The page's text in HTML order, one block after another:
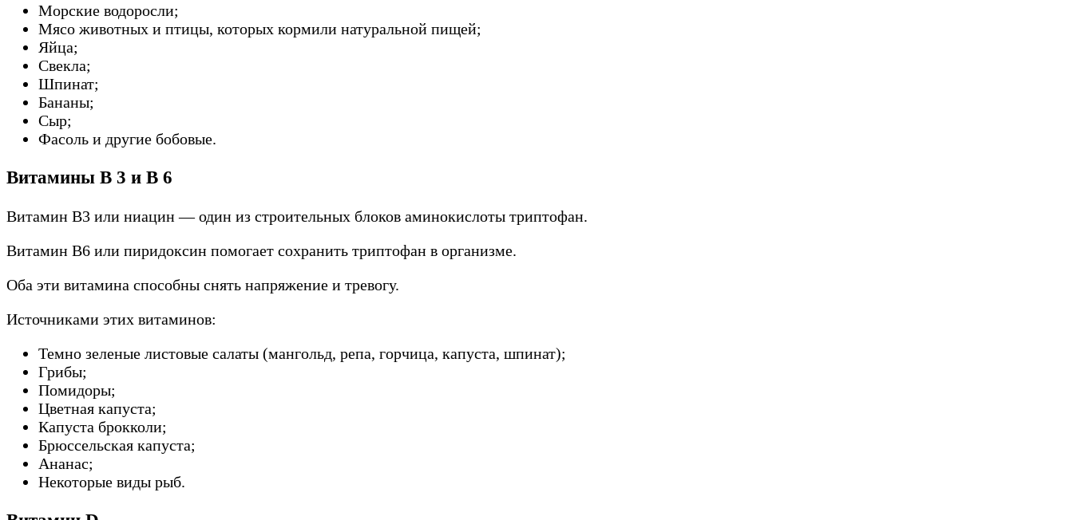
Морские водоросли;
Мясо животных и птицы, которых кормили натуральной пищей;
Яйца;
Свекла;
Шпинат;
Бананы;
Сыр;
Фасоль и другие бобовые.
Витамины В 3 и В 6
Витамин В3 или ниацин — один из строительных блоков аминокислоты триптофан.
Витамин В6 или пиридоксин помогает сохранить триптофан в организме.
Оба эти витамина способны снять напряжение и тревогу.
Источниками этих витаминов:
Темно зеленые листовые салаты (мангольд, репа, горчица, капуста, шпинат);
Грибы;
Помидоры;
Цветная капуста;
Капуста брокколи;
Брюссельская капуста;
Ананас;
Некоторые виды рыб.